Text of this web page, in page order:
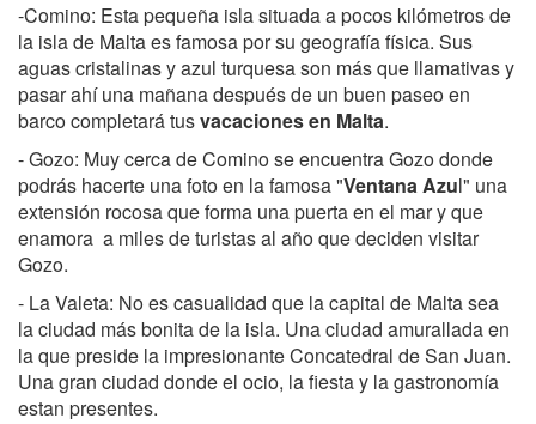
-Comino: Esta pequeña isla situada a pocos kilómetros de
la isla de Malta es famosa por su geografía física. Sus
aguas cristalinas y azul turquesa son más que llamativas y
pasar ahí una mañana después de un buen paseo en
barco completará tusvacaciones en Malta.
- Gozo: Muy cerca de Comino se encuentra Gozo donde
podrás hacerte una foto en la famosa "Ventana Azul" una
extensión rocosa que forma una puerta en el mar y que
enamora a miles de turistas al año que deciden visitar
Gozo.
- La Valeta: No es casualidad que la capital de Malta sea
la ciudad más bonita de la isla. Una ciudad amurallada en
la que preside la impresionante Concatedral de San Juan.
Una gran ciudad donde el ocio, la fiesta y la gastronomía
estan presentes.